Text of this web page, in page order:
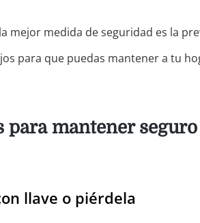
mejor medida de seguridad es la
para que puedas mantener a tu
para mantener
llave o piérdela